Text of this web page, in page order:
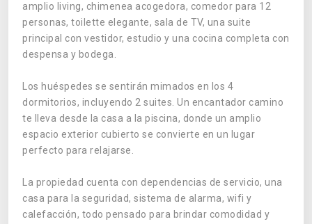
amplio living, chimenea acogedora, comedor para 12
personas, toilette elegante, sala de TV, una suite
principal con vestidor, estudio y una cocina completa con
despensa y bodega.
Los huéspedes se sentirán mimados en los 4
dormitorios, incluyendo 2 suites. Un encantador camino
te lleva desde la casa a la piscina, donde un amplio
espacio exterior cubierto se convierte en un lugar
perfecto para relajarse.
La propiedad cuenta con dependencias de servicio, una
casa para la seguridad, sistema de alarma, wifi y
calefacción, todo pensado para brindar comodidad y